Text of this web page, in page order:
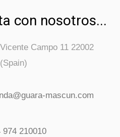
con nosotros...
Campo 11 22002
mascun.com
974 210010